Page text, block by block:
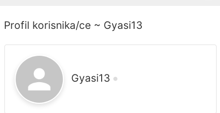
Profil korisnika/ce ~ Gyasi13
Gyasi13